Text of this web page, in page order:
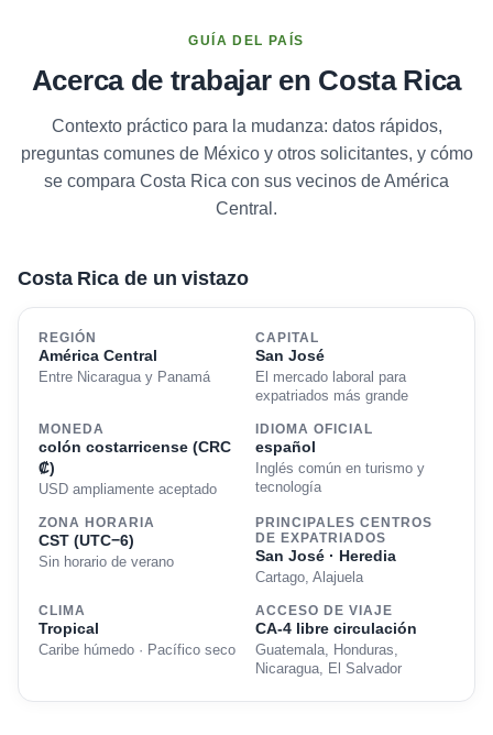
GUÍA DEL PAÍS
Acerca de trabajar en Costa Rica
Contexto práctico para la mudanza: datos rápidos,
preguntas comunes de México y otros solicitantes, y cómo
se compara Costa Rica con sus vecinos de América
Central.
Costa Rica de un vistazo
REGIÓN
América Central
Entre Nicaragua y Panamá
CAPITAL
San José
El mercado laboral para
expatriados más grande
MONEDA
colón costarricense (CRC
₡)
USD ampliamente aceptado
IDIOMA OFICIAL
español
Inglés común en turismo y
tecnología
ZONA HORARIA
CST (UTC−6)
Sin horario de verano
PRINCIPALES CENTROS
DE EXPATRIADOS
San José · Heredia
Cartago, Alajuela
CLIMA
Tropical
Caribe húmedo · Pacífico seco
ACCESO DE VIAJE
CA-4 libre circulación
Guatemala, Honduras,
Nicaragua, El Salvador